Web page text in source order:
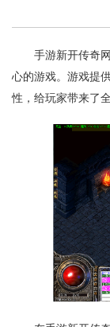
手游新开传奇
心的游戏。游戏提
性，给玩家带来了